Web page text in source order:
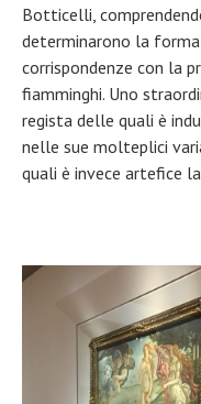
Botticelli,
determinarono la
corrispondenze con la
fiamminghi. Uno
regista delle quali è
nelle sue molteplici
quali è invece artefice